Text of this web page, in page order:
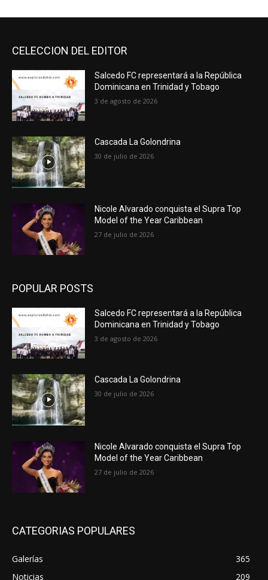
CELECCION DEL EDITOR
Salcedo FC representará a la República
Dominicana en Trinidad y Tobago
3 de agosto de 2026
Cascada La Golondrina
30 de julio de 2026
Nicole Alvarado conquista el Supra Top
Model of the Year Caribbean
27 de julio de 2026
POPULAR POSTS
Salcedo FC representará a la República
Dominicana en Trinidad y Tobago
3 de agosto de 2026
Cascada La Golondrina
30 de julio de 2026
Nicole Alvarado conquista el Supra Top
Model of the Year Caribbean
27 de julio de 2026
CATEGORIAS POPULARES
Galerías
365
Noticias
209